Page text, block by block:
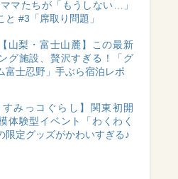
ママたちが「もうしない…」
と #3「席取り問題」
【山梨・富士山麓】この最新
グ施設、贅沢すぎる！「グ
富士忍野」手ぶら宿泊レポ
すみっコぐらし】関東初開
体験型イベント「わくわく
限定グッズがかわいすぎる♪